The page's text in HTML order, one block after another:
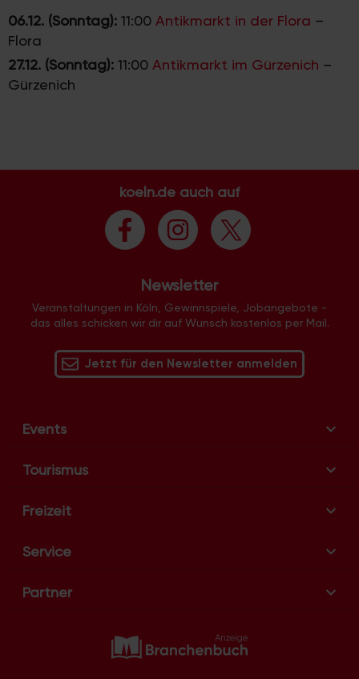
06.12. (Sonntag): 11:00 Antikmarkt in der Flora –
Flora
27.12. (Sonntag): 11:00 Antikmarkt im Gürzenich –
Gürzenich
koeln.de auch auf
Newsletter
Veranstaltungen in Köln, Gewinnspiele, Jobangebote -
das alles schicken wir dir auf Wunsch kostenlos per Mail.
Jetzt für den Newsletter anmelden
Events
Tourismus
Freizeit
Service
Partner